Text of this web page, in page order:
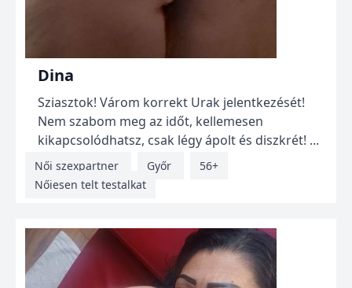
Dina
Sziasztok! Várom korrekt Urak jelentkezését!
Nem szabom meg az időt, kellemesen
kikapcsolódhatsz, csak légy ápolt és diszkrét! ...
Női szexpartner Győr
56+
Nőiesen telt testalkat